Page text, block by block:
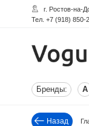
г. Ростов-на-
Тел. +7 (918) 850-
Бренды: A
Назад